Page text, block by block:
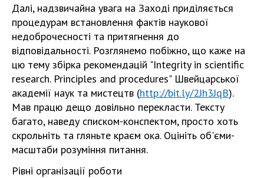
Далі, надзвичайна увага на Заході приділяється
процедурам встановлення фактів наукової
недоброчесності та притягнення до
відповідальності. Розглянемо побіжно, що каже на
цю тему збірка рекомендацій "Integrity in scientific
research. Principles and procedures" Швейцарської
академії наук та мистецтв (http://bit.ly/2Jh3JqB).
Мав працю дещо довільно перекласти. Тексту
багато, наведу списком-конспектом, просто хоть
скрольніть та гляньте краєм ока. Оцініть об'єми-
масштаби розуміння питання.
Рівні організації роботи